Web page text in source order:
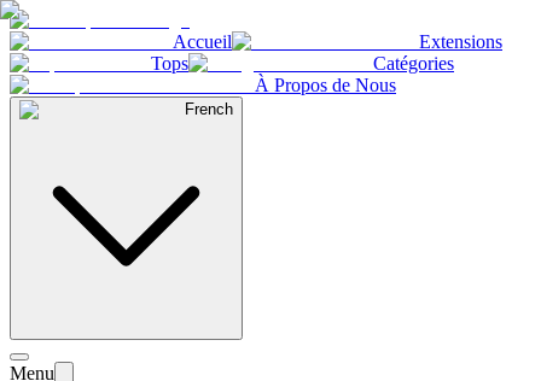
Accueil
Extensions
Tops
Catégories
À Propos de Nous
French
Menu